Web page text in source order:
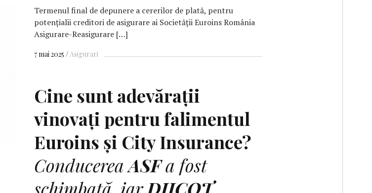
Termenul final de depunere a cererilor de plată, pentru
potențialii creditori de asigurare ai Societății Euroins România
Asigurare-Reasigurare […]
7 mai 2025 Asigurari
Cine sunt adevăraţii
vinovaţi pentru falimentul
Euroins şi City Insurance?
ConducereaASFa fost
schimbată, iarDIICOT